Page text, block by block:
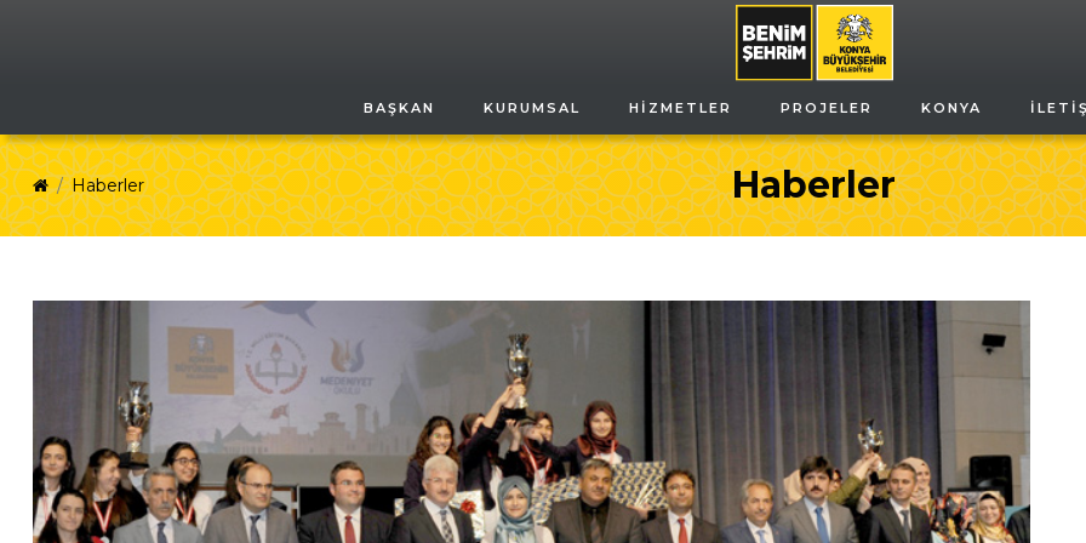
BAŞKAN KURUMSAL HIZMETLER PROJELER KONYA
Haberler
Haberler